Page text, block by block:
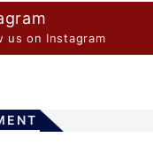
us on Instagram